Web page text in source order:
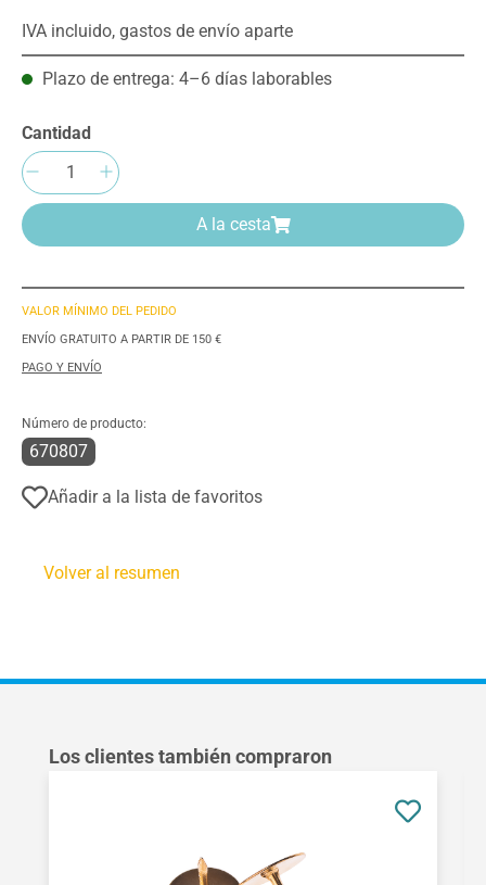
IVA incluido, gastos de envío aparte
Plazo de entrega: 4–6 días laborables
Cantidad
Cantidad del producto: introduce la
A la cesta
VALOR MÍNIMO DEL PEDIDO
ENVÍO GRATUITO A PARTIR DE 150 €
PAGO Y ENVÍO
Número de producto:
670807
Añadir a la lista de favoritos
Volver al resumen
Omitir la galería de productos
Los clientes también compraron